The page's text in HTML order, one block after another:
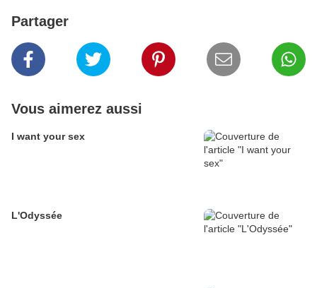
Partager
Vous aimerez aussi
I want your sex
L'Odyssée